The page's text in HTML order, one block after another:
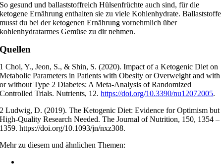
So gesund und ballaststoffreich Hülsenfrüchte auch sind, für die
ketogene Ernährung enthalten sie zu viele Kohlenhydrate. Ballaststoffe
musst du bei der ketogenen Ernährung vornehmlich über
kohlenhydratarmes Gemüse zu dir nehmen.
Quellen
1 Choi, Y., Jeon, S., & Shin, S. (2020). Impact of a Ketogenic Diet on
Metabolic Parameters in Patients with Obesity or Overweight and with
or without Type 2 Diabetes: A Meta-Analysis of Randomized
Controlled Trials. Nutrients, 12.https://doi.org/10.3390/nu12072005.
2 Ludwig, D. (2019). The Ketogenic Diet: Evidence for Optimism but
High-Quality Research Needed. The Journal of Nutrition, 150, 1354 –
1359. https://doi.org/10.1093/jn/nxz308.
Mehr zu diesem und ähnlichen Themen: